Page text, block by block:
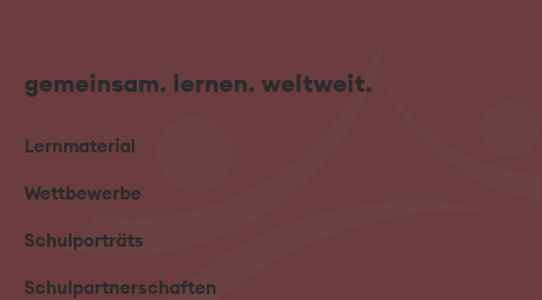
gemeinsam. lernen. weltweit.
Lernmaterial
Wettbewerbe
Schulporträts
Schulpartnerschaften